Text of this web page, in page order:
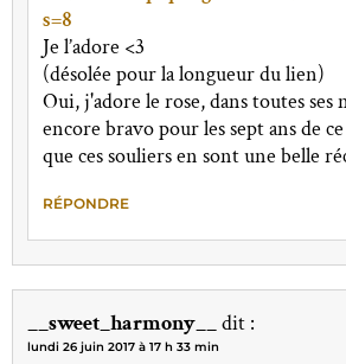
s=8
Je l’adore <3
(désolée pour la longueur du lien)
Oui, j'adore le rose, dans toutes ses
encore bravo pour les sept ans de
que ces souliers en sont une belle
RÉPONDRE
__sweet_harmony__dit :
lundi 26 juin 2017 à 17 h 33 min